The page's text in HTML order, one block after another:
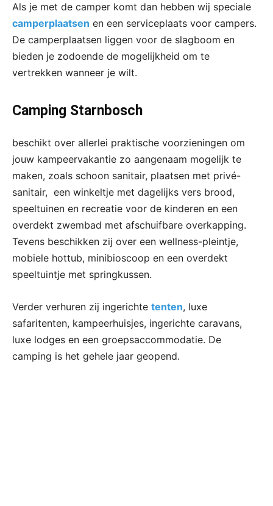
Als je met de camper komt dan hebben wij speciale
camperplaatsen en een serviceplaats voor campers.
De camperplaatsen liggen voor de slagboom en
bieden je zodoende de mogelijkheid om te
vertrekken wanneer je wilt.
Camping Starnbosch
beschikt over allerlei praktische voorzieningen om
jouw kampeervakantie zo aangenaam mogelijk te
maken, zoals schoon sanitair, plaatsen met privé-
sanitair, een winkeltje met dagelijks vers brood,
speeltuinen en recreatie voor de kinderen en een
overdekt zwembad met afschuifbare overkapping.
Tevens beschikken zij over een wellness-pleintje,
mobiele hottub, minibioscoop en een overdekt
speeltuintje met springkussen.
Verder verhuren zij ingerichte tenten, luxe
safaritenten, kampeerhuisjes, ingerichte caravans,
luxe lodges en een groepsaccommodatie. De
camping is het gehele jaar geopend.